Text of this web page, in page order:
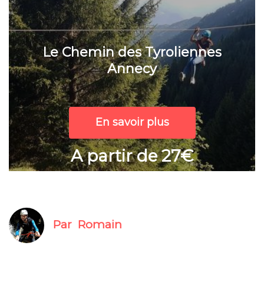
Le Chemin des Tyroliennes
Annecy
En savoir plus
A partir de 27€
Par Romain